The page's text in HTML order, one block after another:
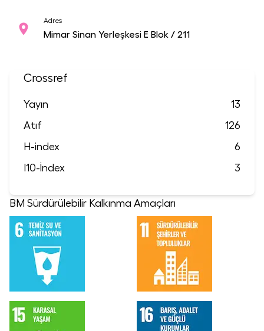
Adres
Mimar Sinan Yerleşkesi E Blok / 211
Crossref
Yayın
13
Atıf
126
H-index
6
I10-İndex
3
BM Sürdürülebilir Kalkınma Amaçları